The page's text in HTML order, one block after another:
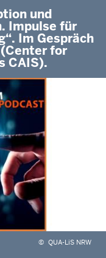
und
Impulse für
Im Gespräch
for
CAIS).
© QUA-LiS NRW